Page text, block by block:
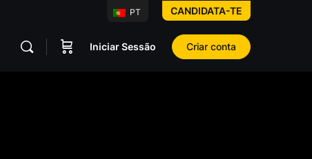
PT CANDIDATA-TE
Iniciar Sessão Criar conta